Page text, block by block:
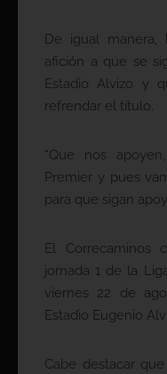
De igual manera,
afición a que se
Estadio Alvizo y
refrendar el título.
“Que nos
Premier y pues
para que sigan
El Correcaminos
jornada 1 de la
viernes 22 de
Estadio Eugenio
Cabe destacar